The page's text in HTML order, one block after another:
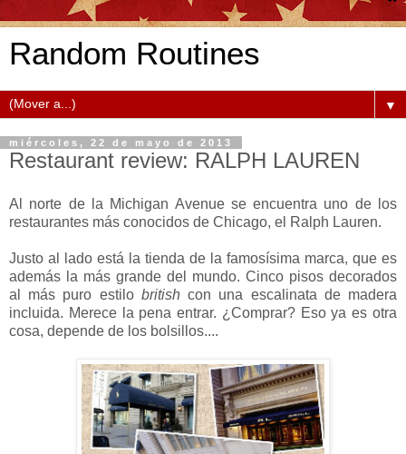
Random Routines
▼
miércoles, 22 de mayo de 2013
Restaurant review: RALPH LAUREN
Al norte de la Michigan Avenue se encuentra uno de los
restaurantes más conocidos de Chicago, el Ralph Lauren.
Justo al lado está la tienda de la famosísima marca, que es
además la más grande del mundo. Cinco pisos decorados
al más puro estilo britishcon una escalinata de madera
incluida. Merece la pena entrar. ¿Comprar? Eso ya es otra
cosa, depende de los bolsillos....